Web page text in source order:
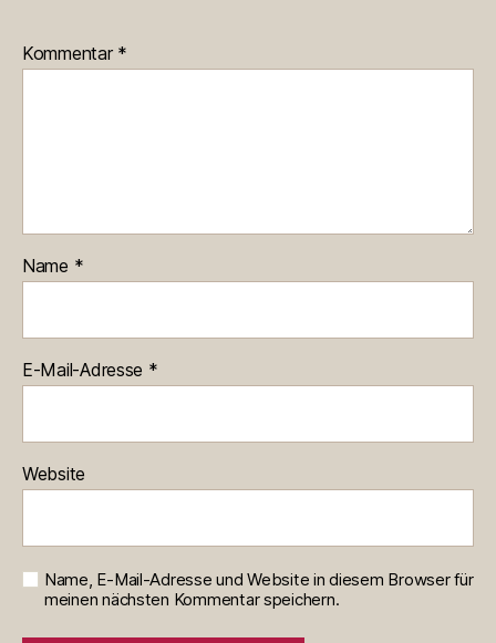
Kommentar *
Name *
E-Mail-Adresse *
Website
Name, E-Mail-Adresse und Website in diesem Browser für
meinen nächsten Kommentar speichern.